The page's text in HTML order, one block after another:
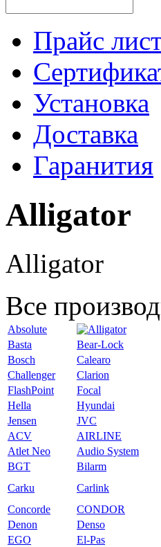
Прайс
Установка
Доставка
Гаранития
Alligator
Alligator
Все
Absolute
Basta
Bear-Lock
Bosch
Calearo
Challenger
Clarion
FlashPoint
Focal
Hella
Hyundai
Jensen
JVC
ACV
AIRLINE
Atlet Neo
Audio System
BGT
Bilarm
Carku
Carlink
Concorde
CONDOR
Denon
Denso
EGO
El-Pas